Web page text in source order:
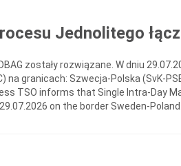
Jednolitego
zostały rozwiązane. W dniu
na granicach: Szwecja-Polska (SvK-
TSO informs that Single Intra-Day
on the border Sweden-Poland.